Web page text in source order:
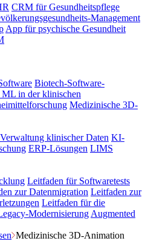
CRM für Gesundheitspflege
Management
App für psychische Gesundheit
Biotech-Software-
in der klinischen
Medizinische 3D-
Verwaltung klinischer Daten KI-
ERP-Lösungen LIMS
Leitfaden für Softwaretests
zur Datenmigration Leitfaden zur
Leitfaden für die
Modernisierung Augmented
Medizinische 3D-Animation